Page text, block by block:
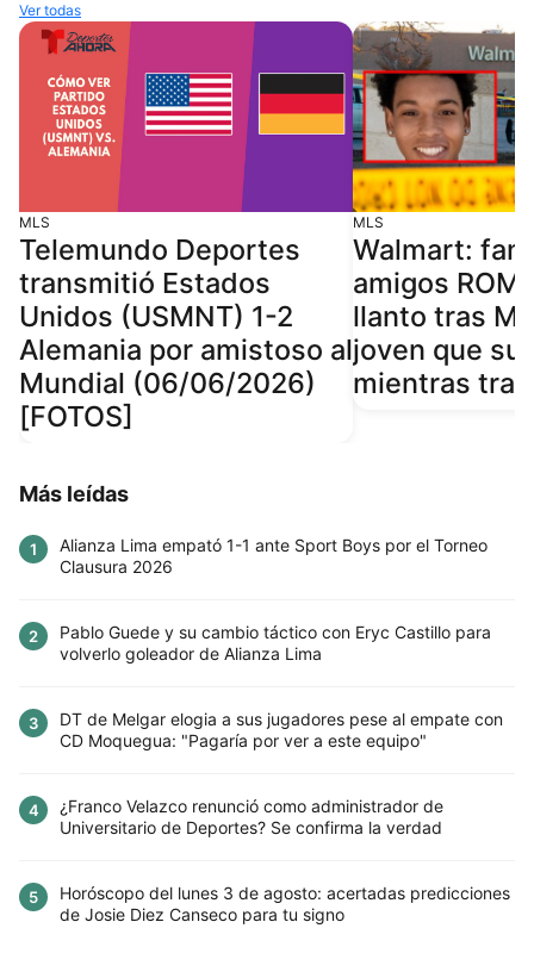
Este sitio utiliza cookies para mejorar la
Ver todas
MLS
Telemundo Deportes
transmitió Estados
Unidos (USMNT) 1-2
Alemania por amistoso al
Mundial (06/06/2026)
[FOTOS]
MLS
Walmart:
amigos
llanto tras
joven que
mientras
Más leídas
1
Alianza Lima empató 1-1 ante Sport Boys por el Torneo
Clausura 2026
2
Pablo Guede y su cambio táctico con Eryc Castillo para
volverlo goleador de Alianza Lima
3
DT de Melgar elogia a sus jugadores pese al empate con
CD Moquegua: "Pagaría por ver a este equipo"
4
¿Franco Velazco renunció como administrador de
Universitario de Deportes? Se confirma la verdad
5
Horóscopo del lunes 3 de agosto: acertadas predicciones
de Josie Diez Canseco para tu signo